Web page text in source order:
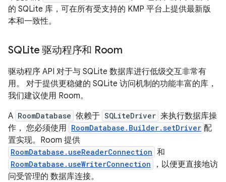
的 SQLite 库，可在所有受支持的 KMP 平台上提供最新版
本和一致性。
SQLite 驱动程序和 Room
驱动程序 API 对于与 SQLite 数据库进行低级交互非常有
用。 对于提供更稳健的 SQLite 访问机制的功能丰富的库，
我们建议使用 Room。
A RoomDatabase 依赖于 SQLiteDriver 来执行数据库操
作， 您必须使用 RoomDatabase.Builder.setDriver 配
置实现。Room 提供
RoomDatabase.useReaderConnection 和
RoomDatabase.useWriterConnection
，以便更直接地访
问受管理的 数据库连接。